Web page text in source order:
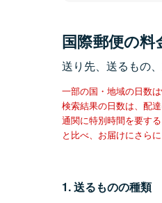
国際郵便の料
送り先、送るもの
一部の国・地域の日数
検索結果の日数は、配
通関に特別時間を要す
と比べ、お届けにさら
1. 送るものの種類